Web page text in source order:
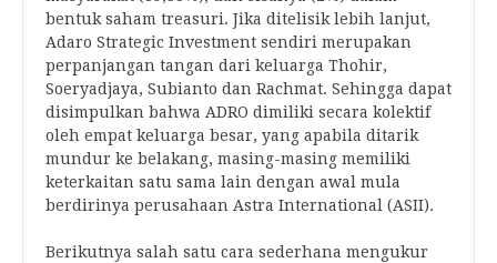
bentuk saham treasuri. Jika ditelisik lebih lanjut,
Adaro Strategic Investment sendiri merupakan
perpanjangan tangan dari keluarga Thohir,
Soeryadjaya, Subianto dan Rachmat. Sehingga dapat
disimpulkan bahwa ADRO dimiliki secara kolektif
oleh empat keluarga besar, yang apabila ditarik
mundur ke belakang, masing-masing memiliki
keterkaitan satu sama lain dengan awal mula
berdirinya perusahaan Astra International (ASII).
Berikutnya salah satu cara sederhana mengukur